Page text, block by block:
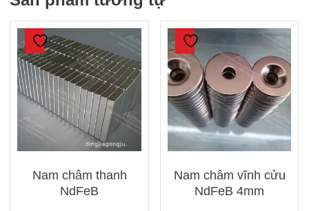
Nam châm thanh
NdFeB
Nam châm vĩnh cửu
NdFeB 4mm